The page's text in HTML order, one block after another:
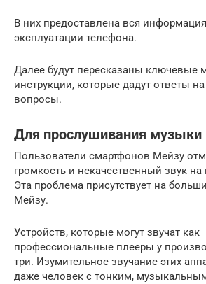
В них предоставлена вся
эксплуатации телефона.
Далее будут пересказаны ключевые
инструкции, которые дадут ответы
вопросы.
Для прослушивания музыки
Пользователи смартфонов Мейзу
громкость и некачественный звук
Эта проблема присутствует на
Мейзу.
Устройств, которые могут звучат как
профессиональные плееры у
три. Изумительное звучание этих
даже человек с тонким,